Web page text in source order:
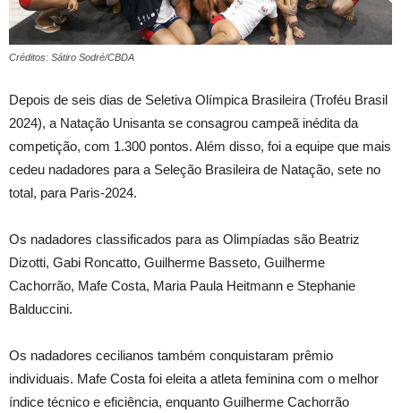
Créditos: Sátiro Sodré/CBDA
Depois de seis dias de Seletiva Olímpica Brasileira (Troféu Brasil
2024), a Natação Unisanta se consagrou campeã inédita da
competição, com 1.300 pontos. Além disso, foi a equipe que mais
cedeu nadadores para a Seleção Brasileira de Natação, sete no
total, para Paris-2024.
Os nadadores classificados para as Olimpíadas são Beatriz
Dizotti, Gabi Roncatto, Guilherme Basseto, Guilherme
Cachorrão, Mafe Costa, Maria Paula Heitmann e Stephanie
Balduccini.
Os nadadores cecilianos também conquistaram prêmio
individuais. Mafe Costa foi eleita a atleta feminina com o melhor
índice técnico e eficiência, enquanto Guilherme Cachorrão